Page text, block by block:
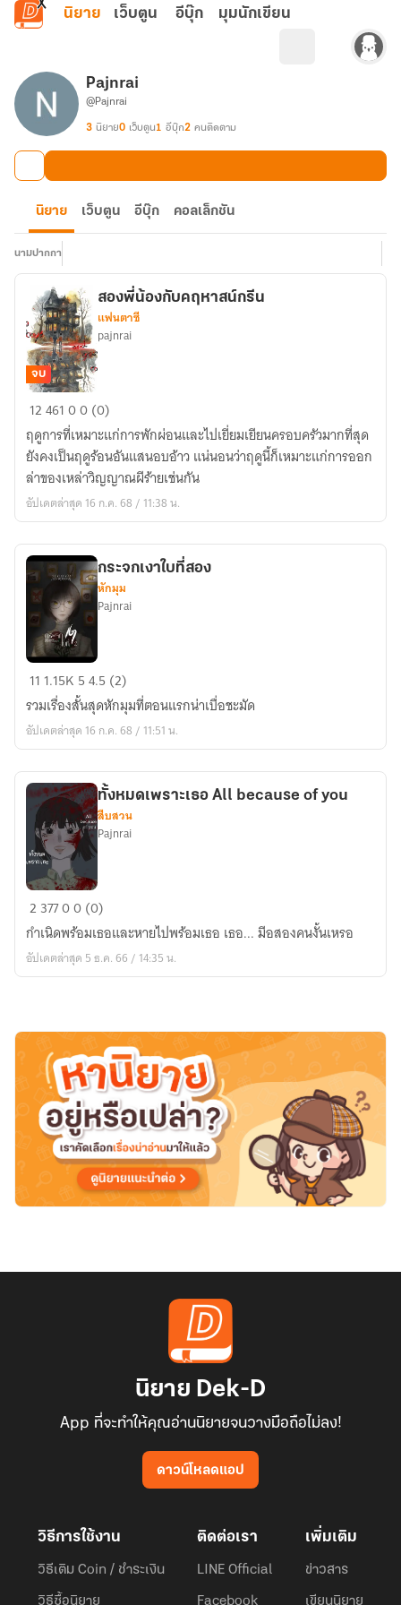
ข้ามไปยังเนื้อหาหลัก
นิยาย เว็บตูน อีบุ๊ก มุมนักเขียน
Pajnrai
@Pajnrai
3 นิยาย0 เว็บตูน1 อีบุ๊ก2 คนติดตาม
นิยาย เว็บตูน อีบุ๊ก คอลเล็กชัน
นามปากกา
สองพี่น้อง​
คฤหาสน์​
กรีน​
จบ
สองพี่น้อง​กับ​คฤหาสน์​กรีน​
แฟนตาซี
pajnrai
1246100 (0)
ฤดูการที่เหมาะแก่การพักผ่อนและไปเยี่ยมเยียนครอบครัวมากที่สุด
ยังคงเป็นฤดูร้อนอันแสนอบอ้าว​ แน่นอนว่าฤดูนี้ก็เหมาะแก่การออก
ล่าของเหล่าวิญญาณ​ผีร้ายเช่นกัน
อัปเดตล่าสุด 16 ก.ค. 68 / 11:38 น.
กระจกเงา
ที่
สอง
กระจกเงาใบที่สอง
หักมุม
Pajnrai
11 1.15K 54.5 (2)
รวมเรื่องสั้นสุดหักมุมที่ตอนแรกน่าเบื่อชะมัด
อัปเดตล่าสุด 16 ก.ค. 68 / 11:51 น.
ทั้งหมด
เพราะ
เธอ
All
you
ทั้งหมดเพราะเธอ All because of you
สืบสวน
Pajnrai
2 37700 (0)
กำเนิดพร้อมเธอและหายไปพร้อมเธอ เธอ... มีอสองคนงั้นเหรอ
อัปเดตล่าสุด 5 ธ.ค. 66 / 14:35 น.
นิยาย Dek-D
App ที่จะทำให้คุณอ่านนิยายจนวางมือถือไม่ลง!
ดาวน์โหลดแอป
วิธีการใช้งาน
วิธีเติม Coin / ชำระเงิน
วิธีซื้อนิยาย
ติดต่อเรา
LINE Official
Facebook
เพิ่มเติม
ข่าวสาร
เขียนนิยาย